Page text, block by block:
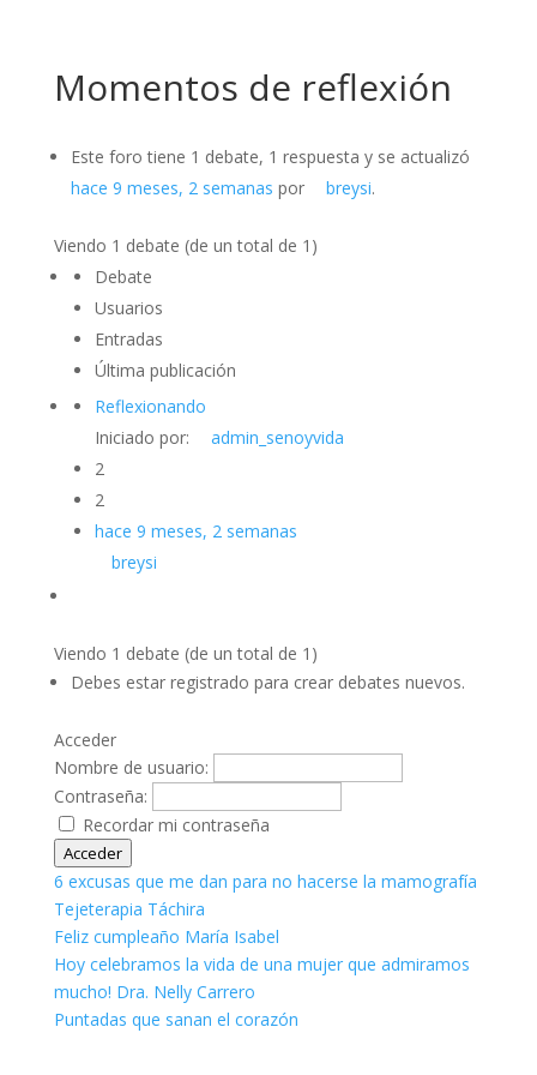
Momentos de reflexión
Este foro tiene 1 debate, 1 respuesta y se actualizó
hace 9 meses, 2 semanas por breysi.
Viendo 1 debate (de un total de 1)
Debate
Usuarios
Entradas
Última publicación
Reflexionando
Iniciado por:
admin_senoyvida
2
2
hace 9 meses, 2 semanas
breysi
Viendo 1 debate (de un total de 1)
Debes estar registrado para crear debates nuevos.
Acceder
Nombre de usuario:
Contraseña:
Recordar mi contraseña
Acceder
6 excusas que me dan para no hacerse la mamografía
Tejeterapia Táchira
Feliz cumpleaño María Isabel
Hoy celebramos la vida de una mujer que admiramos
mucho! Dra. Nelly Carrero
Puntadas que sanan el corazón